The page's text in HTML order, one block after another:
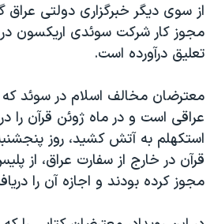
اسرائیل در جنگ
نرگس محمدی برنده جایزه نوبل صلح
صفحه‌های ویژه
سفر پرزیدنت ترامپ به چین
از سوی دیگر خبرگزاری دولتی عراق
مجوز کار شرکت سوئدی اریکسون
تعلیق درآورده است.
معترضان مخالف اسلام در سوئد که
عراقی است و در ماه ژوئن قرآن را
استکهلم به آتش کشید، روز
قرآن در خارج از سفارت عراق، از
مجوز کرده بودند و اجازه آن را